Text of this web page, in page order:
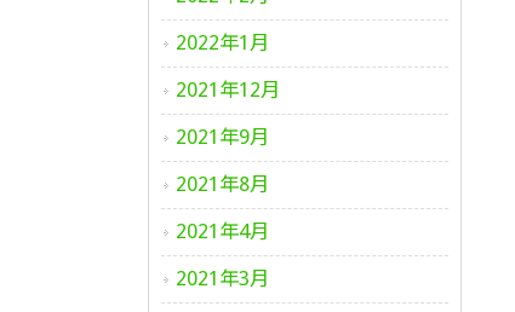
2022年1月
2021年12月
2021年9月
2021年8月
2021年4月
2021年3月